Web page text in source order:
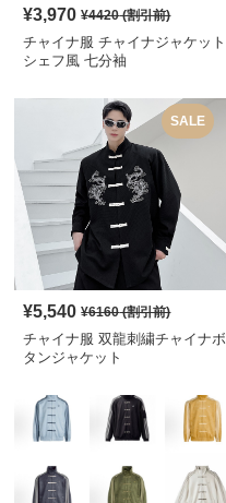
¥3,970 ¥4420(割引前)
チャイナ服 チャイナジャケット
シェフ風 七分袖
SALE
¥5,540 ¥6160(割引前)
チャイナ服 双龍刺繍チャイナボ
タンジャケット